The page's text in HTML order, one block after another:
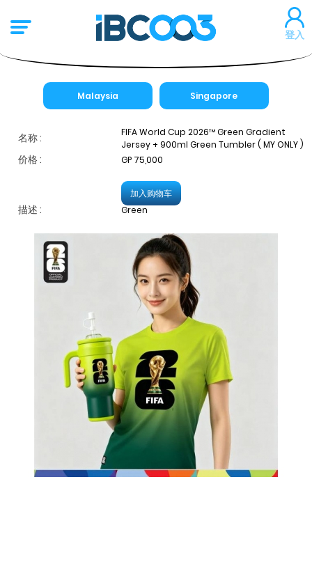
登入
Malaysia Singapore
名称 :
FIFA World Cup 2026™ Green Gradient
Jersey + 900ml Green Tumbler ( MY ONLY )
价格 : GP 75,000
加入购物车
描述 : Green